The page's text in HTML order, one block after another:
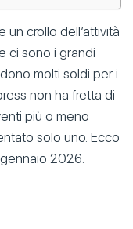
crollo dell’attività
ci sono i grandi
molti soldi per i
non ha fretta di
più o meno
solo uno. Ecco
2026: